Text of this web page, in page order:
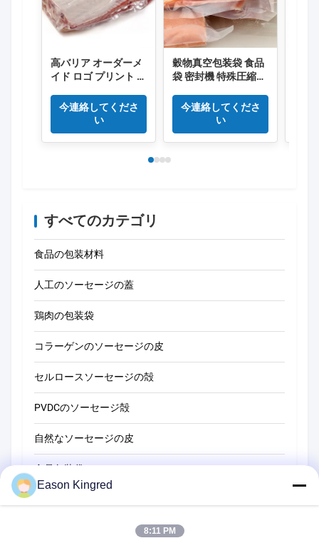
高バリア オーダーメ
イド ロゴ プリント プ
バッグ
今連絡してくださ
い
穀物真空包装袋 食品
袋 密封機 特殊圧縮袋
ラスチック袋
今連絡してくださ
い
すべてのカテゴリ
食品の包装材料
人工のソーセージの蓋
鶏肉の包装袋
コラーゲンのソーセージの皮
セルロースソーセージの殻
PVDCのソーセージ殻
自然なソーセージの皮
食品包装袋
Eason Kingred
8:11 PM